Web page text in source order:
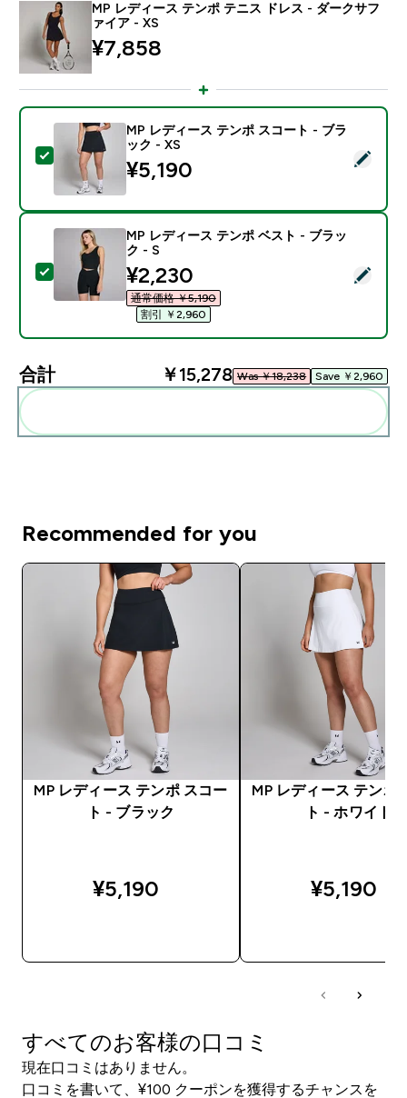
MP レディース テンポ テニス ドレス - ダークサフ
ァイア - XS
¥7,858‎
この商品を選択 - MP レディース テンポ スコート -
MP レディース テンポ スコート - ブラ
ック - XS
¥5,190‎
この商品を選択 - MP レディース テンポ ベスト - ブラ
MP レディース テンポ ベスト - ブラッ
ク - S
discounted price
¥2,230‎
通常価格 ￥5,190‎
割引 ￥2,960‎
合計 ￥15,278‎ Was ￥18,238‎ Save ￥2,960‎
Recommended for you
MP レディース テンポ スコー
ト - ブラック
¥5,190‎
MP レディース テンポ
ト - ホワイト
¥5,190‎
すべてのお客様の口コミ
現在口コミはありません。
口コミを書いて、¥100 クーポンを獲得するチャンスを